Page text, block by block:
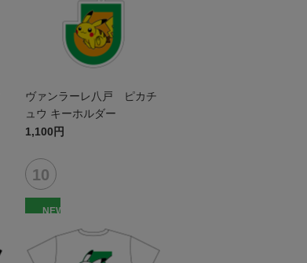
ヴァンラーレ八戸 ピカチ
ュウ キーホルダー
1,100円
NEW